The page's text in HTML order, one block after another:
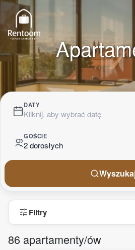
DATY
Kliknij, aby wybrać datę
GOŚCIE
2 dorosłych
tuneFiltry
86 apartamenty/ów